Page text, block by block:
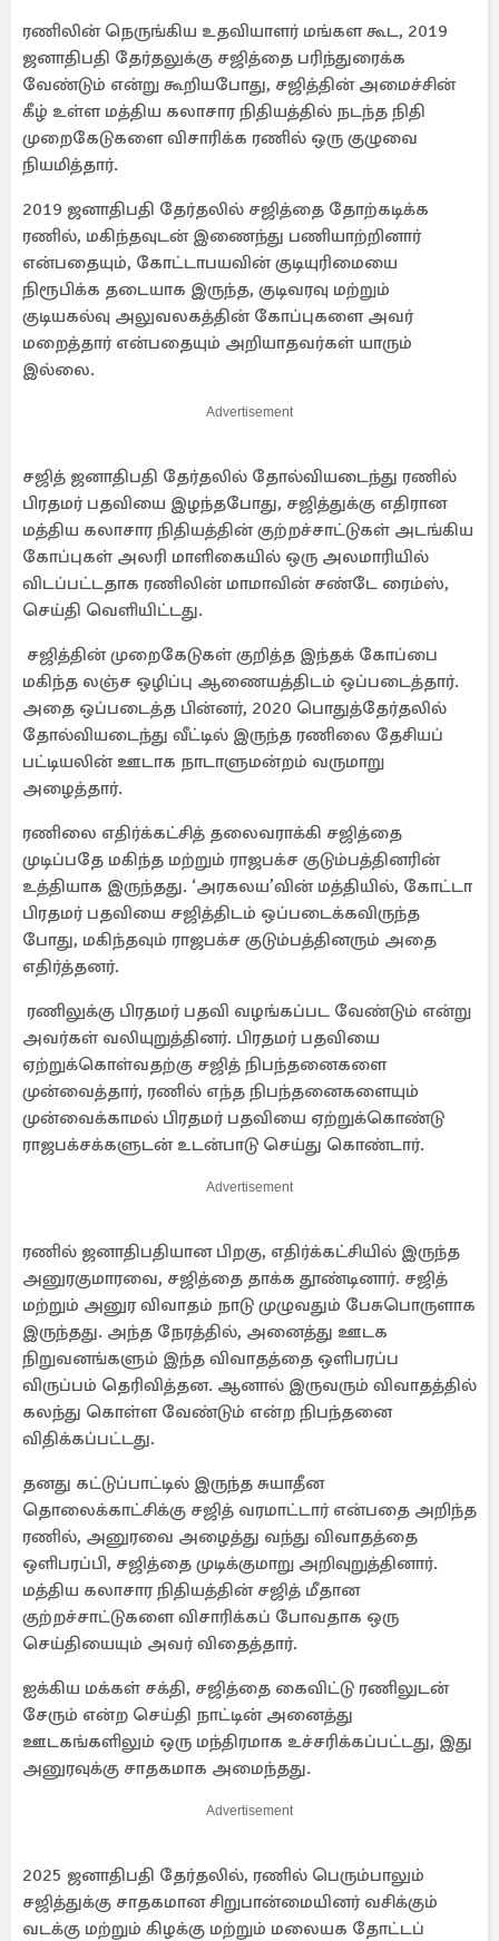
ரணிலின் நெருங்கிய உதவியாளர் மங்கள கூட, 2019
ஜனாதிபதி தேர்தலுக்கு சஜித்தை பரிந்துரைக்க
வேண்டும் என்று கூறியபோது, ​​சஜித்தின் அமைச்சின்
கீழ் உள்ள மத்திய கலாசார நிதியத்தில் நடந்த நிதி
முறைகேடுகளை விசாரிக்க ரணில் ஒரு குழுவை
நியமித்தார்.
2019 ஜனாதிபதி தேர்தலில் சஜித்தை தோற்கடிக்க
ரணில், மகிந்தவுடன் இணைந்து பணியாற்றினார்
என்பதையும், கோட்டாபயவின் குடியுரிமையை
நிரூபிக்க தடையாக இருந்த, குடிவரவு மற்றும்
குடியகல்வு அலுவலகத்தின் கோப்புகளை அவர்
மறைத்தார் என்பதையும் அறியாதவர்கள் யாரும்
இல்லை.
Advertisement
சஜித் ஜனாதிபதி தேர்தலில் தோல்வியடைந்து ரணில்
பிரதமர் பதவியை இழந்தபோது, ​​சஜித்துக்கு எதிரான
மத்திய கலாசார நிதியத்தின் குற்றச்சாட்டுகள் அடங்கிய
கோப்புகள் அலரி மாளிகையில் ஒரு அலமாரியில்
விடப்பட்டதாக ரணிலின் மாமாவின் சண்டே ரைம்ஸ்,
செய்தி வெளியிட்டது.
சஜித்தின் முறைகேடுகள் குறித்த இந்தக் கோப்பை
மகிந்த லஞ்ச ஒழிப்பு ஆணையத்திடம் ஒப்படைத்தார்.
அதை ஒப்படைத்த பின்னர், 2020 பொதுத்தேர்தலில்
தோல்வியடைந்து வீட்டில் இருந்த ரணிலை தேசியப்
பட்டியலின் ஊடாக நாடாளுமன்றம் வருமாறு
அழைத்தார்.
ரணிலை எதிர்க்கட்சித் தலைவராக்கி சஜித்தை
முடிப்பதே மகிந்த மற்றும் ராஜபக்ச குடும்பத்தினரின்
உத்தியாக இருந்தது. ‘அரகலய’வின் மத்தியில், கோட்டா
பிரதமர் பதவியை சஜித்திடம் ஒப்படைக்கவிருந்த
போது, ​​மகிந்தவும் ராஜபக்ச குடும்பத்தினரும் அதை
எதிர்த்தனர்.
ரணிலுக்கு பிரதமர் பதவி வழங்கப்பட வேண்டும் என்று
அவர்கள் வலியுறுத்தினர். பிரதமர் பதவியை
ஏற்றுக்கொள்வதற்கு சஜித் நிபந்தனைகளை
முன்வைத்தார், ரணில் எந்த நிபந்தனைகளையும்
முன்வைக்காமல் பிரதமர் பதவியை ஏற்றுக்கொண்டு
ராஜபக்சக்களுடன் உடன்பாடு செய்து கொண்டார்.
Advertisement
ரணில் ஜனாதிபதியான பிறகு, எதிர்க்கட்சியில் இருந்த
அனுரகுமாரவை, சஜித்தை தாக்க தூண்டினார். சஜித்
மற்றும் அனுர விவாதம் நாடு முழுவதும் பேசுபொருளாக
இருந்தது. அந்த நேரத்தில், அனைத்து ஊடக
நிறுவனங்களும் இந்த விவாதத்தை ஒளிபரப்ப
விருப்பம் தெரிவித்தன. ஆனால் இருவரும் விவாதத்தில்
கலந்து கொள்ள வேண்டும் என்ற நிபந்தனை
விதிக்கப்பட்டது.
தனது கட்டுப்பாட்டில் இருந்த சுயாதீன
தொலைக்காட்சிக்கு சஜித் வரமாட்டார் என்பதை அறிந்த
ரணில், அனுரவை அழைத்து வந்து விவாதத்தை
ஒளிபரப்பி, சஜித்தை முடிக்குமாறு அறிவுறுத்தினார்.
மத்திய கலாசார நிதியத்தின் சஜித் மீதான
குற்றச்சாட்டுகளை விசாரிக்கப் போவதாக ஒரு
செய்தியையும் அவர் விதைத்தார்.
ஐக்கிய மக்கள் சக்தி, சஜித்தை கைவிட்டு ரணிலுடன்
சேரும் என்ற செய்தி நாட்டின் அனைத்து
ஊடகங்களிலும் ஒரு மந்திரமாக உச்சரிக்கப்பட்டது, இது
அனுரவுக்கு சாதகமாக அமைந்தது.
Advertisement
2025 ஜனாதிபதி தேர்தலில், ரணில் பெரும்பாலும்
சஜித்துக்கு சாதகமான சிறுபான்மையினர் வசிக்கும்
வடக்கு மற்றும் கிழக்கு மற்றும் மலையக தோட்டப்